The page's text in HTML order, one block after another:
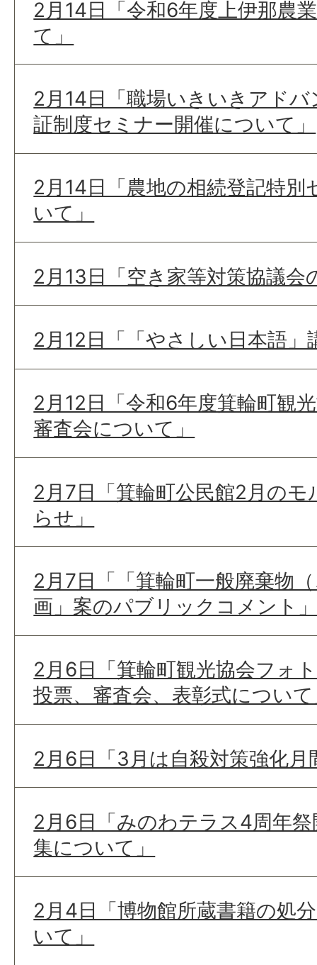
2月14日「令和6年度上伊那農
て」
2月14日「職場いきいきアド
証制度セミナー開催について」
2月14日「農地の相続登記特別
いて」
2月13日「空き家等対策協議会
2月12日「「やさしい日本語」
2月12日「令和6年度箕輪町観
審査会について」
2月7日「箕輪町公民館2月の
らせ」
2月7日「「箕輪町一般廃棄物
画」案のパブリックコメント
2月6日「箕輪町観光協会フォ
投票、審査会、表彰式につい
2月6日「3月は自殺対策強化月
2月6日「みのわテラス4周年
集について」
2月4日「博物館所蔵書籍の処
いて」